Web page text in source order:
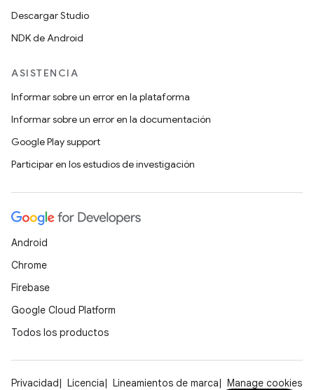
Descargar Studio
NDK de Android
ASISTENCIA
Informar sobre un error en la plataforma
Informar sobre un error en la documentación
Google Play support
Participar en los estudios de investigación
Android
Chrome
Firebase
Google Cloud Platform
Todos los productos
Privacidad Licencia Lineamientos de marca Manage cookies